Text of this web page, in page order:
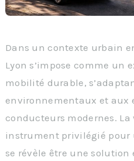
Dans un contexte urbain
Lyon s’impose comme un
mobilité durable,
environnementaux et aux
conducteurs modernes.
instrument privilégié pour
se révèle être une